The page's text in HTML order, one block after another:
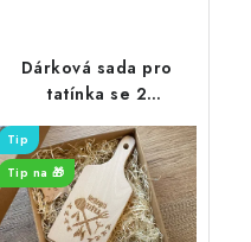
Dárková sada pro
tatínka se 2
masovkami, prkénkem
a dekorací
Tip
Tip na 🎁